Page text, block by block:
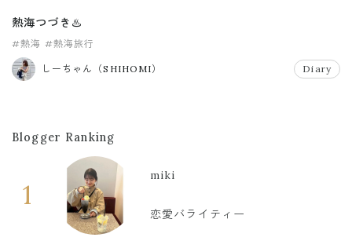
熱海つづき♨️
#熱海 #熱海旅行
しーちゃん（SHIHOMI） Diary
Blogger Ranking
1
miki
恋愛バライティー